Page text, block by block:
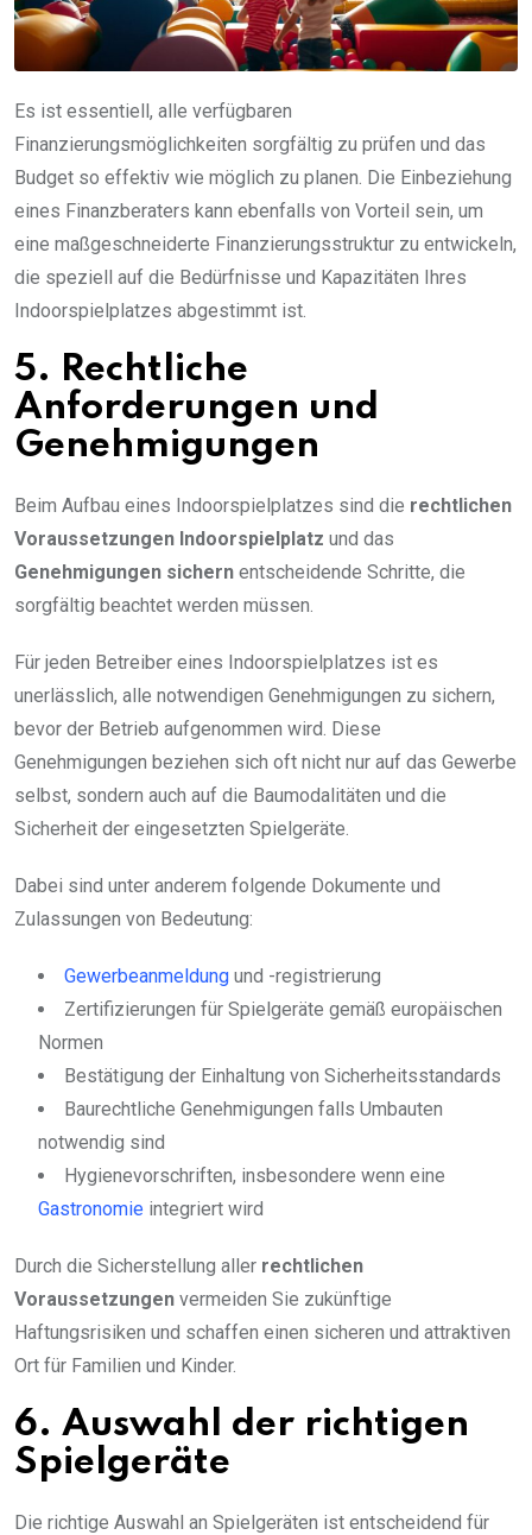
Es ist essentiell, alle verfügbaren
Finanzierungsmöglichkeiten sorgfältig zu prüfen und das
Budget so effektiv wie möglich zu planen. Die Einbeziehung
eines Finanzberaters kann ebenfalls von Vorteil sein, um
eine maßgeschneiderte Finanzierungsstruktur zu entwickeln,
die speziell auf die Bedürfnisse und Kapazitäten Ihres
Indoorspielplatzes abgestimmt ist.
5. Rechtliche
Anforderungen und
Genehmigungen
Beim Aufbau eines Indoorspielplatzes sind die rechtlichen
Voraussetzungen Indoorspielplatz und das
Genehmigungen sichern entscheidende Schritte, die
sorgfältig beachtet werden müssen.
Für jeden Betreiber eines Indoorspielplatzes ist es
unerlässlich, alle notwendigen Genehmigungen zu sichern,
bevor der Betrieb aufgenommen wird. Diese
Genehmigungen beziehen sich oft nicht nur auf das Gewerbe
selbst, sondern auch auf die Baumodalitäten und die
Sicherheit der eingesetzten Spielgeräte.
Dabei sind unter anderem folgende Dokumente und
Zulassungen von Bedeutung:
Gewerbeanmeldung und -registrierung
Zertifizierungen für Spielgeräte gemäß europäischen
Normen
Bestätigung der Einhaltung von Sicherheitsstandards
Baurechtliche Genehmigungen falls Umbauten
notwendig sind
Hygienevorschriften, insbesondere wenn eine
Gastronomie integriert wird
Durch die Sicherstellung aller rechtlichen
Voraussetzungen vermeiden Sie zukünftige
Haftungsrisiken und schaffen einen sicheren und attraktiven
Ort für Familien und Kinder.
6. Auswahl der richtigen
Spielgeräte
Die richtige Auswahl an Spielgeräten ist entscheidend für